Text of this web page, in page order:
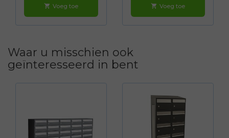
shopping_cart Voeg toe shopping_cart Voeg toe
Waar u misschien ook
geïnteresseerd in bent